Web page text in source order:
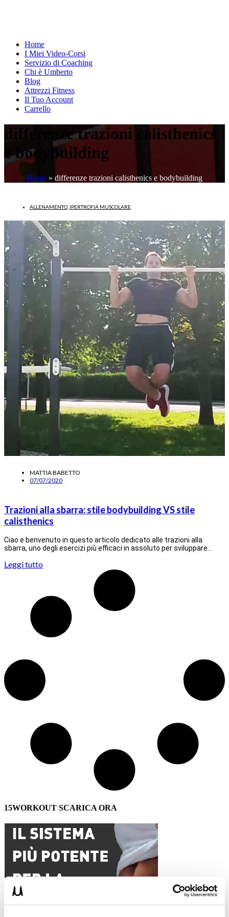
Home
I Miei Video-Corsi
Servizio di Coaching
Chi è Umberto
Blog
Attrezzi Fitness
Il Tuo Account
Carrello
differenze trazioni calisthenics
e bodybuilding
Home » differenze trazioni calisthenics e bodybuilding
ALLENAMENTO IPERTROFIA MUSCOLARE
MATTIA BABETTO
07/07/2020
Trazioni alla sbarra: stile bodybuilding VS stile
calisthenics
Ciao e benvenuto in questo articolo dedicato alle trazioni alla
sbarra, uno degli esercizi più efficaci in assoluto per sviluppare…
Leggi tutto
15WORKOUT SCARICA ORA